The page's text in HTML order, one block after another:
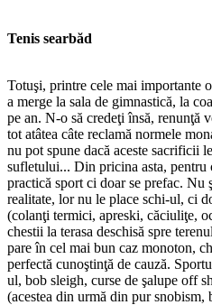
Tenis searbăd
Totuşi, printre cele mai importante
a merge la sala de gimnastică, la
pe an. N-o să credeţi însă, renunţă
tot atâtea câte reclamă normele
nu pot spune dacă aceste sacrificii
sufletului... Din pricina asta, pentru
practică sport ci doar se prefac. Nu
realitate, lor nu le place schi-ul, ci
(colanţi termici, apreski, căciuliţe,
chestii la terasa deschisă spre
pare în cel mai bun caz monoton,
perfectă cunoştinţă de cauză.
ul, bob sleigh, curse de şalupe off
(acestea din urmă din pur snobism,